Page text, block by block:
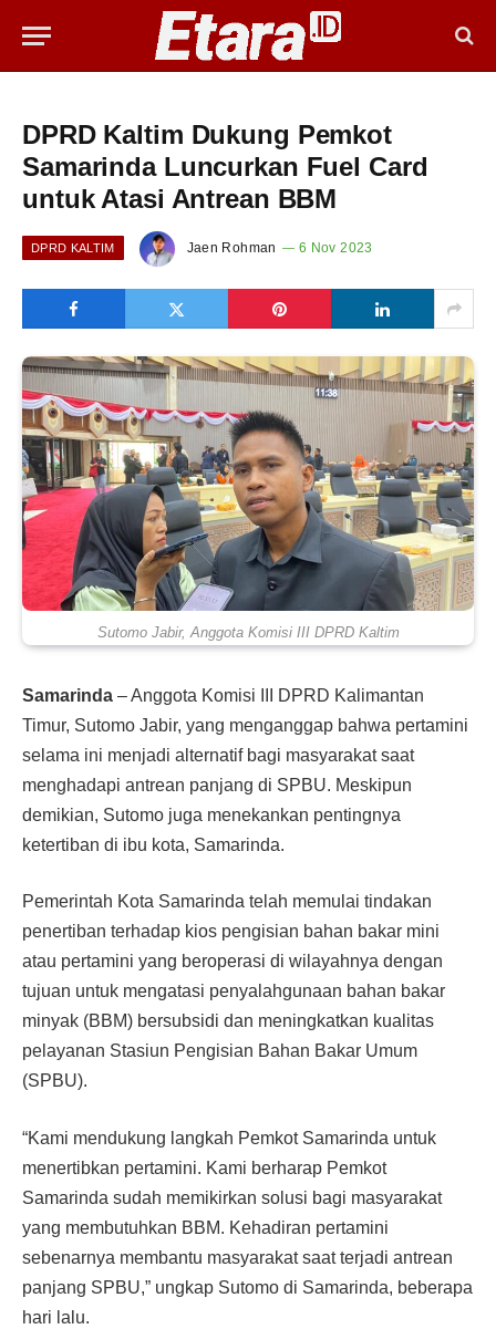
DPRD Kaltim Dukung Pemkot
Samarinda Luncurkan Fuel Card
untuk Atasi Antrean BBM
DPRD KALTIM Jaen Rohman 6 Nov 2023
Sutomo Jabir, Anggota Komisi III DPRD Kaltim
Samarinda – Anggota Komisi III DPRD Kalimantan
Timur, Sutomo Jabir, yang menganggap bahwa pertamini
selama ini menjadi alternatif bagi masyarakat saat
menghadapi antrean panjang di SPBU. Meskipun
demikian, Sutomo juga menekankan pentingnya
ketertiban di ibu kota, Samarinda.
Pemerintah Kota Samarinda telah memulai tindakan
penertiban terhadap kios pengisian bahan bakar mini
atau pertamini yang beroperasi di wilayahnya dengan
tujuan untuk mengatasi penyalahgunaan bahan bakar
minyak (BBM) bersubsidi dan meningkatkan kualitas
pelayanan Stasiun Pengisian Bahan Bakar Umum
(SPBU).
“Kami mendukung langkah Pemkot Samarinda untuk
menertibkan pertamini. Kami berharap Pemkot
Samarinda sudah memikirkan solusi bagi masyarakat
yang membutuhkan BBM. Kehadiran pertamini
sebenarnya membantu masyarakat saat terjadi antrean
panjang SPBU,” ungkap Sutomo di Samarinda, beberapa
hari lalu.